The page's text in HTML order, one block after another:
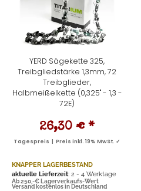
YERD Sägekette 325,
Treibgliedstärke 1,3mm, 72
Treibglieder,
Halbmeißelkette (0,325" - 1,3 -
72E)
26,30 € *
Tagespreis | Preis inkl. 19% MwSt. ✓
KNAPPER LAGERBESTAND
aktuelle Lieferzeit: 2 - 4 Werktage
Ab 250,-€ Lagerverkaufs-Wert
Versand kostenlos in Deutschland